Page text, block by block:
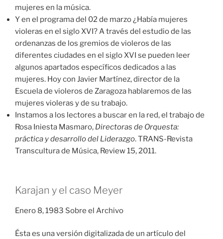
mujeres en la música.
Y en el programa del 02 de marzo ¿Había mujeres
violeras en el siglo XVI? A través del estudio de las
ordenanzas de los gremios de violeros de las
diferentes ciudades en el siglo XVI se pueden leer
algunos apartados específicos dedicados a las
mujeres. Hoy con Javier Martínez, director de la
Escuela de violeros de Zaragoza hablaremos de las
mujeres violeras y de su trabajo.
Instamos a los lectores a buscar en la red, el trabajo de
Rosa Iniesta Masmaro, Directoras de Orquesta:
práctica y desarrollo del Liderazgo. TRANS-Revista
Transcultura de Música, Review 15, 2011.
Karajan y el caso Meyer
Enero 8, 1983 Sobre el Archivo
Ésta es una versión digitalizada de un artículo del